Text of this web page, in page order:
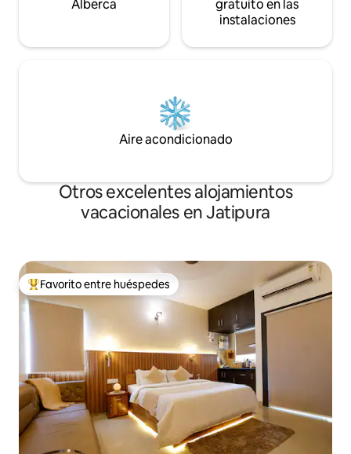
Alberca
gratuito en las
instalaciones
Aire acondicionado
Otros excelentes alojamientos
vacacionales en Jatipura
De los mejores en Favorito entre huéspedes
Favorito entre huéspedes